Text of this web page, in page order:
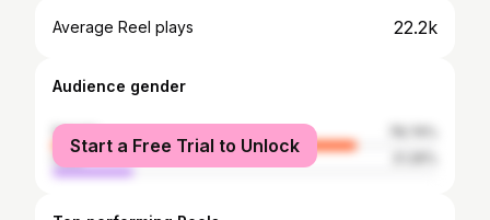
Average Reel plays 22.2k
Audience gender
female
male
Start a Free Trial to Unlock